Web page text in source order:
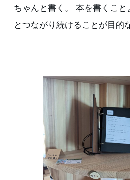
ちゃんと書く。 本を書くこ
とつながり続けることが目的